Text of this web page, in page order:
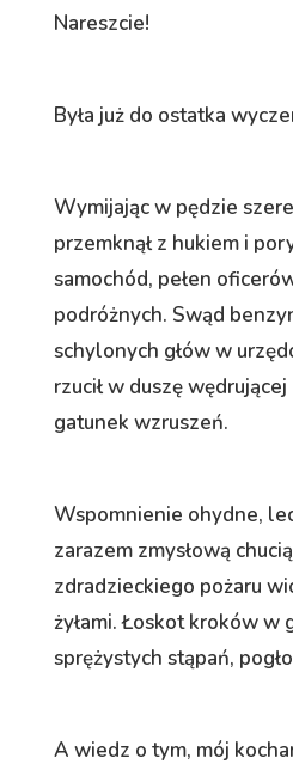
Nareszcie!
Była już do ostatka
Wymijając w pędzie
przemknął z hukiem i
samochód, pełen
podróżnych. Swąd
schylonych głów w
rzucił w duszę
gatunek wzruszeń.
Wspomnienie ohydne,
zarazem zmysłową
zdradzieckiego pożaru
żyłami. Łoskot kroków w
sprężystych stąpań,
A wiedz o tym, mój